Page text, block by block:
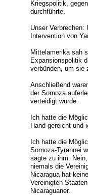
Kriegspolitik,
durchführte.
Unser
Intervention von
Mittelamerika sah
Expansionspolitik
verbünden, um sie
Anschließend
der Somoza
verteidigt wurde.
Ich hatte die
Hand gereicht und
Ich hatte die
Somoza-Tyrannei
sagte zu ihm:
niemals die
Nicaragua hat
Vereinigten
Nicaraguaner.